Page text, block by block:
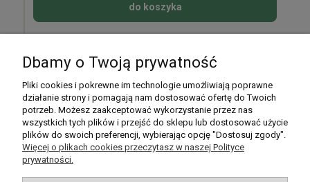
do koszyka
Moje konto
Płatności i dostawa
Dbamy o Twoją prywatność
Pliki cookies i pokrewne im technologie umożliwiają poprawne
działanie strony i pomagają nam dostosować ofertę do Twoich
potrzeb. Możesz zaakceptować wykorzystanie przez nas
wszystkich tych plików i przejść do sklepu lub dostosować użycie
plików do swoich preferencji, wybierając opcję "Dostosuj zgody".
Więcej o plikach cookies przeczytasz w naszej Polityce
prywatności.